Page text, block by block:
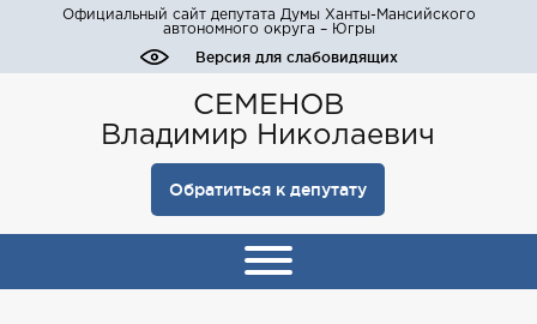
Официальный сайт депутата Думы Ханты-Мансийского
автономного округа – Югры
Версия для слабовидящих
СЕМЕНОВ
Владимир Николаевич
Обратиться к депутату